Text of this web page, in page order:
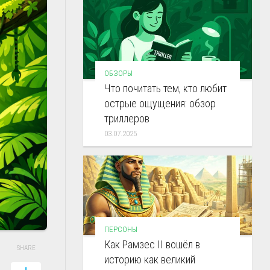
SHARE
ОБЗОРЫ
Что почитать тем, кто любит
острые ощущения: обзор
триллеров
03.07.2025
ПЕРСОНЫ
Как Рамзес II вошёл в
историю как великий